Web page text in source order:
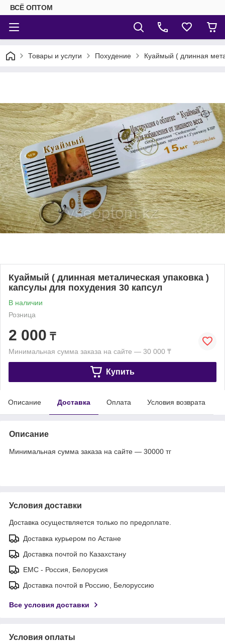
ВСЁ ОПТОМ
Товары и услуги Похудение Куаймый ( длинная
Куаймый ( длинная металическая упаковка )
капсулы для похудения 30 капсул
В наличии
Розница
2 000 ₸
Минимальная сумма заказа на сайте — 30 000 ₸
Купить
Описание Доставка Оплата Условия возврата
Описание
Минимальная сумма заказа на сайте — 30000 тг
Условия доставки
Доставка осуществляется только по предоплате.
Доставка курьером по Астане
Доставка почтой по Казахстану
ЕМС - Россия, Белорусия
Доставка почтой в Россию, Белоруссию
Все условия доставки
Условия оплаты